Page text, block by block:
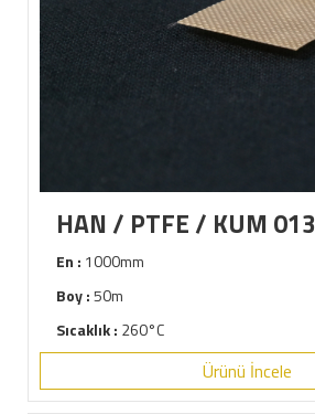
HAN / PTFE / KUM 013
En : 1000mm
Boy :50m
Sıcaklık : 260°C
Ürünü İncele